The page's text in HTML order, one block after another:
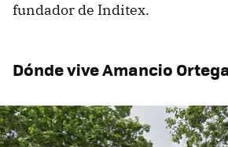
fundador de Inditex.
Dónde vive Amancio